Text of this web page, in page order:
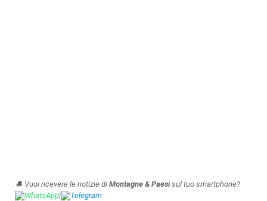
🔔 Vuoi ricevere le notizie di Montagne & Paesisul tuo smartphone?
WhatsApp| Telegram